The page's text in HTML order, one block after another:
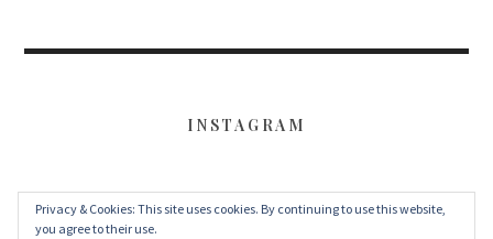
INSTAGRAM
FACEBOOK TWITTER INSTAGRAM
Privacy & Cookies: This site uses cookies. By continuing to use this website,
you agree to their use.